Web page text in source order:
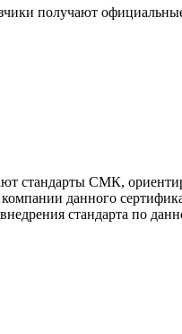
получают
стандарты СМК,
данного
стандарта по